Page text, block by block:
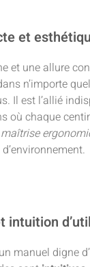
et
et une allure
n’importe
Il est l’allié
où chaque
maîtrise
intuition
manuel digne